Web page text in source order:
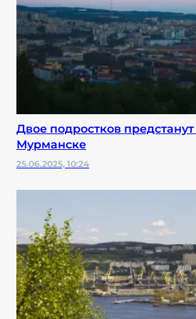
Двое подростков
Мурманске
25.06.2025, 10:24